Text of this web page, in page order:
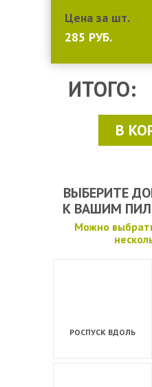
Цена за шт.
285 РУБ.
ИТОГО:
В
ВЫБЕРИТЕ
К ВАШИМ
Можно
РОСПУСК ВДОЛЬ